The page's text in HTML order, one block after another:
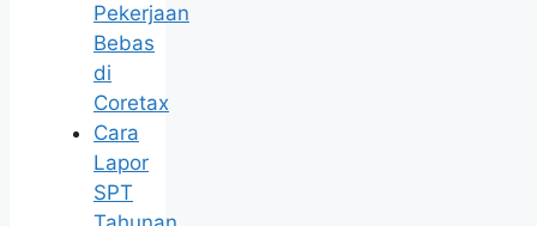
Pekerjaan
Bebas
di
Coretax
Cara
Lapor
SPT